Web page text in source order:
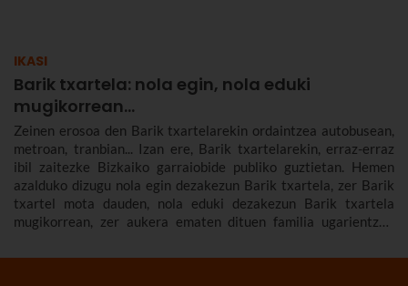
IKASI
Barik txartela: nola egin, nola eduki
mugikorrean...
Zeinen erosoa den Barik txartelarekin ordaintzea autobusean,
metroan, tranbian... Izan ere, Barik txartelarekin, erraz-erraz
ibil zaitezke Bizkaiko garraiobide publiko guztietan. Hemen
azalduko dizugu nola egin dezakezun Barik txartela, zer Barik
txartel mota dauden, nola eduki dezakezun Barik txartela
mugikorrean, zer aukera ematen dituen familia ugarientzat,